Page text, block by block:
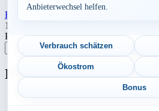
Read More
Seitennummerierung
der
Beiträge
1
Postleitzahl eingeben
Suchen
Neu berechnet
Aktuelle Strompreise in 28790
Anbieterwechsel helfen.
Verbrauch schätzen
Ökostrom
Bonus